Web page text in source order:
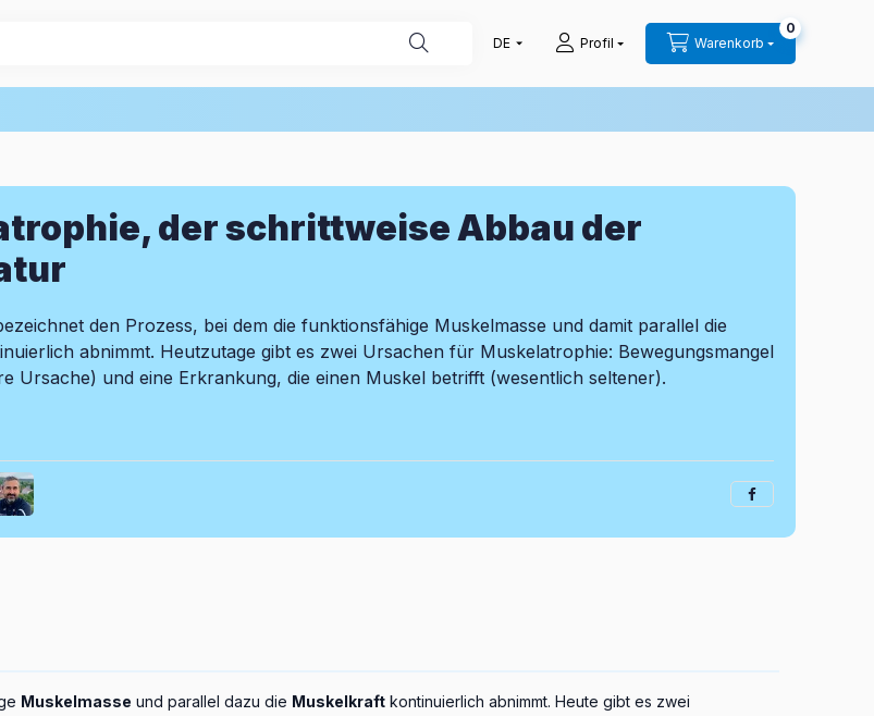
Profil Warenkorb
0
der schrittweise Abbau der
den Prozess, bei dem die funktionsfähige Muskelmasse und damit parallel die
abnimmt. Heutzutage gibt es zwei Ursachen für Muskelatrophie: Bewegungsmangel
Ursache) und eine Erkrankung, die einen Muskel betrifft (wesentlich seltener).
Muskelmasse und parallel dazu die Muskelkraft kontinuierlich abnimmt. Heute gibt es zwei